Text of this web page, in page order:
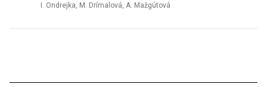
I. Ondrejka, M. Drímalová, A. Mažgútová